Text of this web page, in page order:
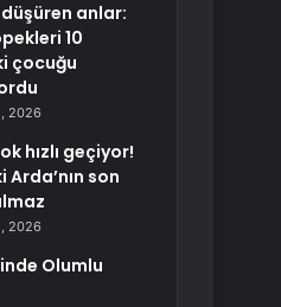
anlar:
10
çocuğu
2026
hızlı geçiyor!
Arda’nın son
2026
Olumlu